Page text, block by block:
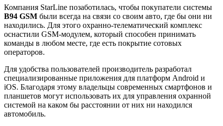
Компания StarLine позаботилась, чтобы покупатели системы
B94 GSM были всегда на связи со своим авто, где бы они ни
находились. Для этого охранно-телематический комплекс
оснастили GSM-модулем, который способен принимать
команды в любом месте, где есть покрытие сотовых
операторов.
Для удобства пользователей производитель разработал
специализированные приложения для платформ Android и
iOS. Благодаря этому владельцы современных смартфонов и
планшетов могут использовать их для управления охранной
системой на каком бы расстоянии от них ни находился
автомобиль.